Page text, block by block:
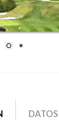
(SOLAPA